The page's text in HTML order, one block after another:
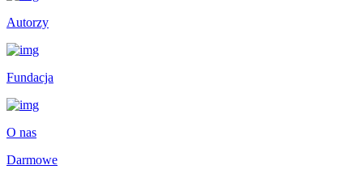
Autorzy
Fundacja
O nas
Darmowe